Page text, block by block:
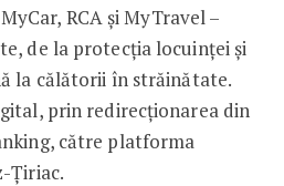
RCA și MyTravel –
de la protecția locuinței și
la călătorii în străinătate.
prin redirecționarea din
către platforma
Țiriac.